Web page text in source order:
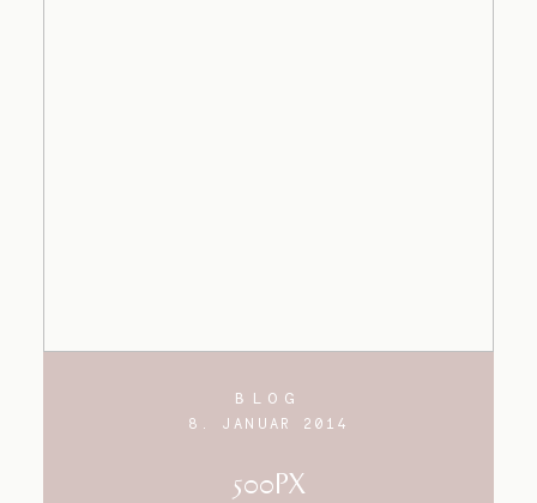
BLOG
8. JANUAR 2014
500PX